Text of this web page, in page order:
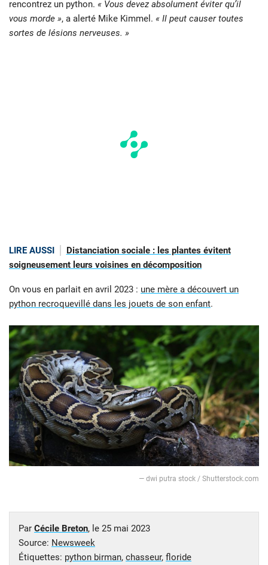
rencontrez un python. « Vous devez absolument éviter qu’il
vous morde », a alerté Mike Kimmel. « Il peut causer toutes
sortes de lésions nerveuses. »
LIRE AUSSI
Distanciation sociale : les plantes évitent
soigneusement leurs voisines en décomposition
On vous en parlait en avril 2023 : une mère a découvert un
python recroquevillé dans les jouets de son enfant.
— dwi putra stock / Shutterstock.com
Par Cécile Breton, le 25 mai 2023
Source: Newsweek
Étiquettes: python birman, chasseur, floride